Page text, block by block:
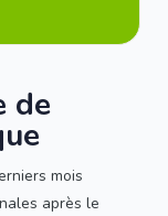
de
mois
après le